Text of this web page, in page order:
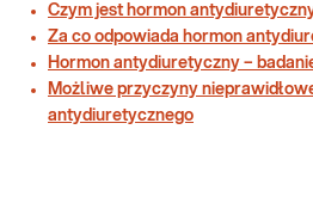
Czym jest hormon
Za co odpowiada hormon
Hormon antydiuretyczny –
Możliwe przyczyny
antydiuretycznego